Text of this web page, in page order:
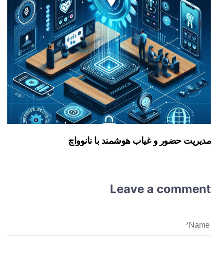
مدیریت حضور و غیاب هوشمند با نانوواچ
Leave a comment